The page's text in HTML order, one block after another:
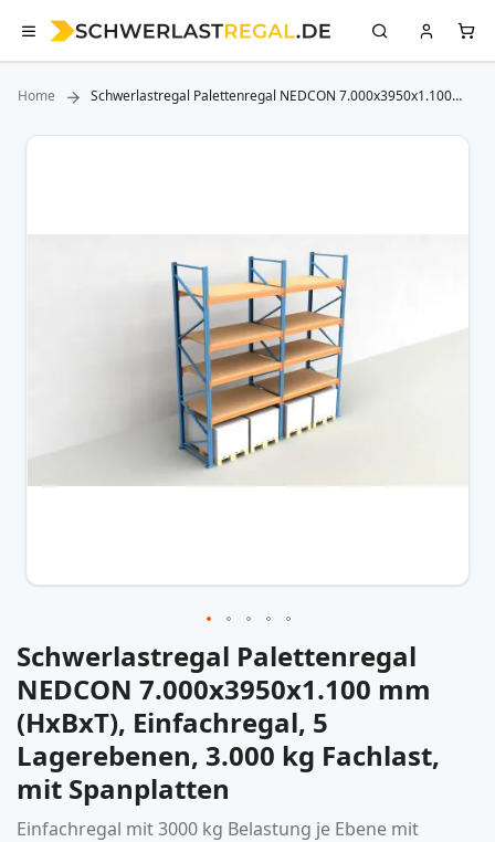
Home
Schwerlastregal Palettenregal NEDCON 7.000x3950x1.100
Zum
Zum
Anfang
der
Bildergalerie
springen
Schwerlastregal Palettenregal
NEDCON 7.000x3950x1.100 mm
(HxBxT), Einfachregal, 5
Lagerebenen, 3.000 kg Fachlast,
mit Spanplatten
Einfachregal mit 3000 kg Belastung je Ebene mit